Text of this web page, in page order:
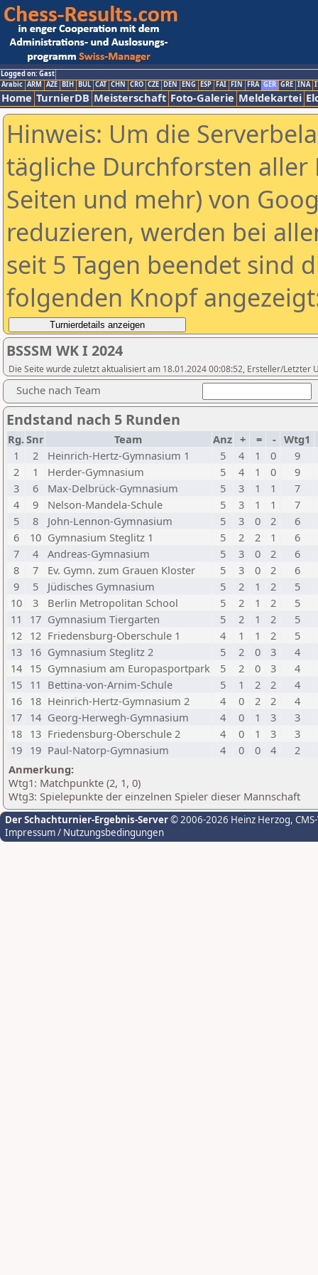
Logged on: Gast
Arabic ARM AZE BIH BUL CAT CHN CRO CZE DEN ENG ESP FAI FIN FRA GER GRE INA
Home TurnierDB Meisterschaft Foto-Galerie Meldekartei
Hinweis: Um die
tägliche Durchforsten aller
Seiten und mehr) von
reduzieren, werden bei
seit 5 Tagen beendet sind
folgenden Knopf
BSSSM WK I 2024
Die Seite wurde zuletzt aktualisiert am 18.01.2024 00:08:52, Ersteller/Letzter
Suche nach Team
Endstand nach 5 Runden
Rg.Snr Team Anz + = - Wtg1
1
2 Heinrich-Hertz-Gymnasium 1 5 4 1 0
9
2
1 Herder-Gymnasium 5 4 1 0
9
3
6 Max-Delbrück-Gymnasium 5 3 1 1
7
4
9 Nelson-Mandela-Schule 5 3 1 1
7
5
8 John-Lennon-Gymnasium 5 3 0 2
6
6
10 Gymnasium Steglitz 1 5 2 2 1
6
7
4 Andreas-Gymnasium 5 3 0 2
6
8
7 Ev. Gymn. zum Grauen Kloster 5 3 0 2
6
9
5 Jüdisches Gymnasium 5 2 1 2
5
10
3 Berlin Metropolitan School 5 2 1 2
5
11
17 Gymnasium Tiergarten 5 2 1 2
5
12 12 Friedensburg-Oberschule 1 4 1 1 2
5
13 16 Gymnasium Steglitz 2 5 2 0 3
4
14 15 Gymnasium am Europasportpark 5 2 0 3
4
15 11 Bettina-von-Arnim-Schule 5 1 2 2
4
16 18 Heinrich-Hertz-Gymnasium 2 4 0 2 2
4
17 14 Georg-Herwegh-Gymnasium 4 0 1 3
3
18 13 Friedensburg-Oberschule 2 4 0 1 3
3
19 19 Paul-Natorp-Gymnasium 4 0 0 4
2
Anmerkung:
Wtg1: Matchpunkte (2, 1, 0)
Wtg3: Spielepunkte der einzelnen Spieler dieser Mannschaft
Der Schachturnier-Ergebnis-Server© 2006-2026 Heinz Herzog,
Impressum / Nutzungsbedingungen